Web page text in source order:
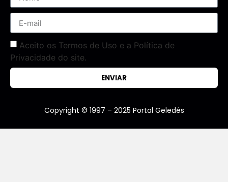
Aceito os Termos de Uso e a Política de
Privacidade do site.
ENVIAR
Copyright © 1997 – 2025 Portal Geledés